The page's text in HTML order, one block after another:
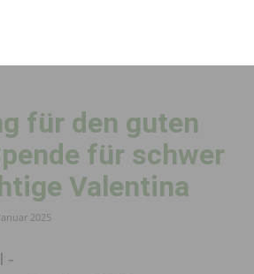
für den guten
für schwer
Valentina
2025
-